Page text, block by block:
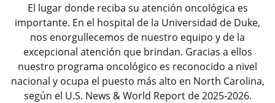
El lugar donde reciba su atención oncológica es
importante. En el hospital de la Universidad de Duke,
nos enorgullecemos de nuestro equipo y de la
excepcional atención que brindan. Gracias a ellos
nuestro programa oncológico es reconocido a nivel
nacional y ocupa el puesto más alto en North Carolina,
según el U.S. News & World Report de 2025-2026.